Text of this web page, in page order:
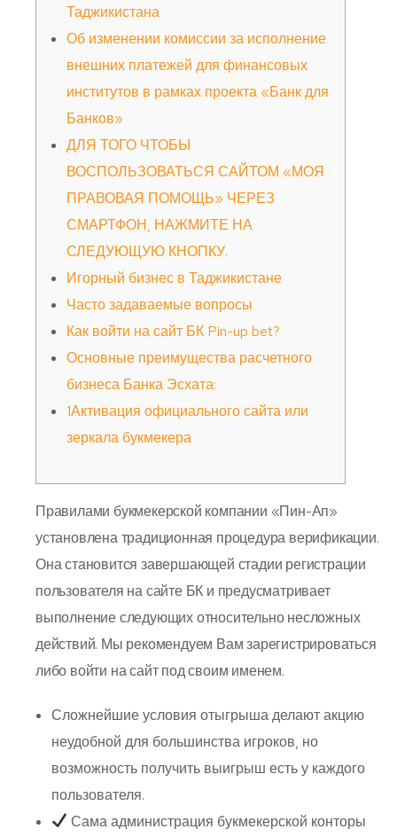
Таджикистана
Об изменении комиссии за исполнение
внешних платежей для финансовых
институтов в рамках проекта «Банк для
Банков»
ДЛЯ ТОГО ЧТОБЫ
ВОСПОЛЬЗОВАТЬСЯ САЙТОМ «МОЯ
ПРАВОВАЯ ПОМОЩЬ» ЧЕРЕЗ
СМАРТФОН, НАЖМИТЕ НА
СЛЕДУЮЩУЮ КНОПКУ.
Игорный бизнес в Таджикистане
Часто задаваемые вопросы
Как войти на сайт БК Pin-up bet?
Основные преимущества расчетного
бизнеса Банка Эсхата:
1Активация официального сайта или
зеркала букмекера
Правилами букмекерской компании «Пин-Ап»
установлена традиционная процедура верификации.
Она становится завершающей стадии регистрации
пользователя на сайте БК и предусматривает
выполнение следующих относительно несложных
действий. Мы рекомендуем Вам зарегистрироваться
либо войти на сайт под своим именем.
Сложнейшие условия отыгрыша делают акцию
неудобной для большинства игроков, но
возможность получить выигрыш есть у каждого
пользователя.
Сама администрация букмекерской конторы